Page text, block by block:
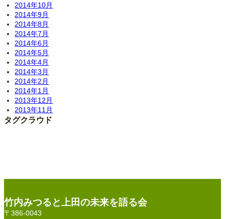
2014年10月
2014年9月
2014年8月
2014年7月
2014年6月
2014年5月
2014年4月
2014年3月
2014年2月
2014年1月
2013年12月
2013年11月
タグクラウド
竹内みつると上田の未来を語る会
〒386-0043